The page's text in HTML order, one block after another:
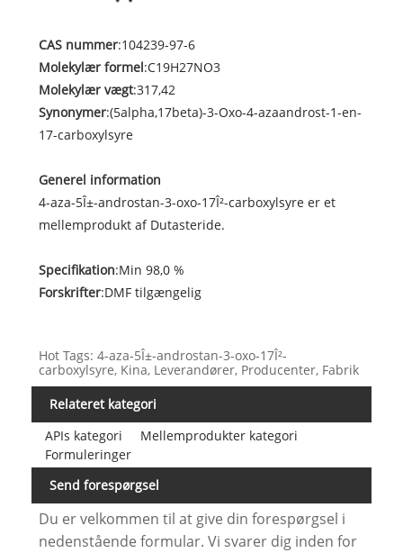
CAS nummer:104239-97-6
Molekylær formel:C19H27NO3
Molekylær vægt:317,42
Synonymer:(5alpha,17beta)-3-Oxo-4-azaandrost-1-en-
17-carboxylsyre
Generel information
4-aza-5Î±-androstan-3-oxo-17Î²-carboxylsyre er et
mellemprodukt af Dutasteride.
Specifikation:Min 98,0 %
Forskrifter:DMF tilgængelig
Hot Tags: 4-aza-5Î±-androstan-3-oxo-17Î²-
carboxylsyre, Kina, Leverandører, Producenter, Fabrik
Relateret kategori
APIs kategori
Mellemprodukter kategori
Formuleringer
Send forespørgsel
Du er velkommen til at give din forespørgsel i
nedenstående formular. Vi svarer dig inden for